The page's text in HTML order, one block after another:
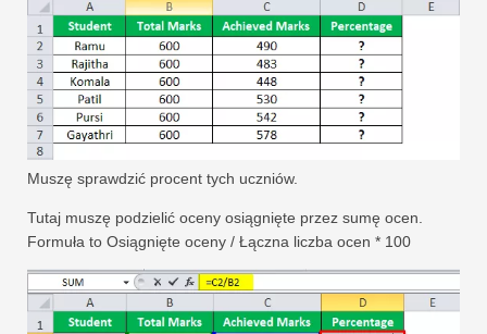
Muszę sprawdzić procent tych uczniów.
Tutaj muszę podzielić oceny osiągnięte przez sumę ocen.
Formuła to Osiągnięte oceny / Łączna liczba ocen * 100